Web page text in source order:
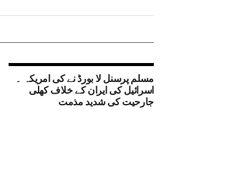
مسلم پرسنل لا بورڈ نے کی امریکہ ۔
اسرائیل کی ایران کے خلاف کھلی
جارحیت کی شدید مذمت